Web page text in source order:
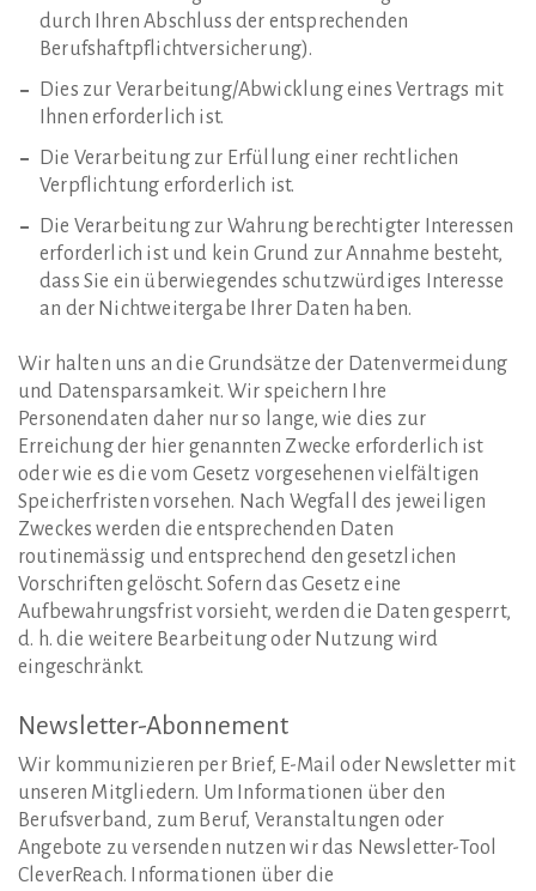
durch Ihren Abschluss der entsprechenden
Berufshaftpflichtversicherung).
Dies zur Verarbeitung/Abwicklung eines Vertrags mit
Ihnen erforderlich ist.
Die Verarbeitung zur Erfüllung einer rechtlichen
Verpflichtung erforderlich ist.
Die Verarbeitung zur Wahrung berechtigter Interessen
erforderlich ist und kein Grund zur Annahme besteht,
dass Sie ein überwiegendes schutzwürdiges Interesse
an der Nichtweitergabe Ihrer Daten haben.
Wir halten uns an die Grundsätze der Datenvermeidung
und Datensparsamkeit. Wir speichern Ihre
Personendaten daher nur so lange, wie dies zur
Erreichung der hier genannten Zwecke erforderlich ist
oder wie es die vom Gesetz vorgesehenen vielfältigen
Speicherfristen vorsehen. Nach Wegfall des jeweiligen
Zweckes werden die entsprechenden Daten
routinemässig und entsprechend den gesetzlichen
Vorschriften gelöscht. Sofern das Gesetz eine
Aufbewahrungsfrist vorsieht, werden die Daten gesperrt,
d. h. die weitere Bearbeitung oder Nutzung wird
eingeschränkt.
Newsletter-Abonnement
Wir kommunizieren per Brief, E-Mail oder Newsletter mit
unseren Mitgliedern. Um Informationen über den
Berufsverband, zum Beruf, Veranstaltungen oder
Angebote zu versenden nutzen wir das Newsletter-Tool
CleverReach. Informationen über die